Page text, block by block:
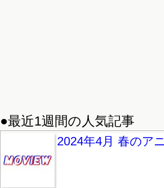
●最近1週間の人気記事
2024年4月 春のア